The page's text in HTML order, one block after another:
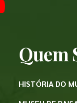
Quem
HISTÓRIA DO